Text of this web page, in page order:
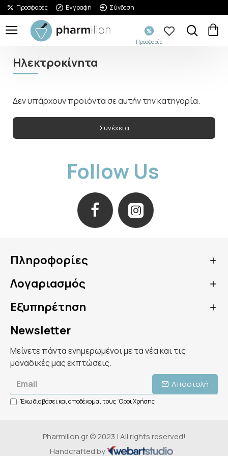
Προσφορές Εγγραφή Σύνδεση
Προσφορές
Ηλεκτροκίνητα
Δεν υπάρχουν προϊόντα σε αυτήν την κατηγορία.
Συνέχεια
Follow Us
Πληροφορίες
Λογαριασμός
Εξυπηρέτηση
Newsletter
Μείνετε πάντα ενημερωμένοι με τα νέα και τις
μοναδικές μας εκπτώσεις.
Αποστολή
Έχω διαβάσει και αποδέχομαι τους Όροι Χρήσης
Pharmilion.gr © 2023 | All rights reserved!
Handcrafted by